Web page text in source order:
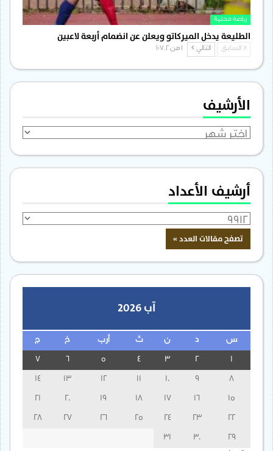
رياضة محلية
الطليعة يدخل الميركاتو ويعلن عن انضمام أربعة لاعبين
السابق التالي
الأرشيف
الأرشيف
أرشيف الأعداد
آب 2026
س ن ث أرب خ ج
3
13
14
15
16
17
18
19
20
21
22
23
24
25
26
27
28
29
30
31